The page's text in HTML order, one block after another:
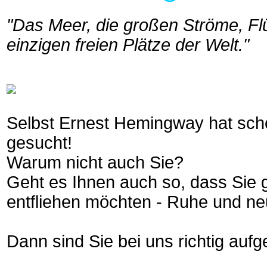
"Das Meer, die großen Ströme,
einzigen freien Plätze der Welt."
Selbst Ernest Hemingway hat
gesucht!
Warum nicht auch Sie?
Geht es Ihnen auch so, dass Sie
entfliehen möchten - Ruhe und
Dann sind Sie bei uns richtig